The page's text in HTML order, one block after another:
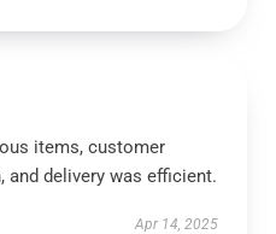
items, customer
delivery was efficient.
Apr 14, 2025